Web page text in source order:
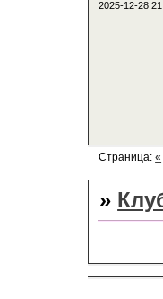
2025-12-28
Страница:«
»